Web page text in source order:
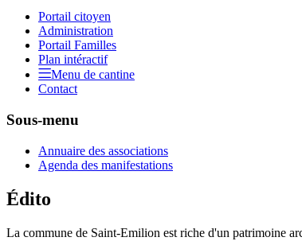
Portail citoyen
Administration
Portail Familles
Plan intéractif
Menu de cantine
Contact
Sous-menu
Annuaire des associations
Agenda des manifestations
Édito
La commune de Saint-Emilion est riche d'un patrimoine